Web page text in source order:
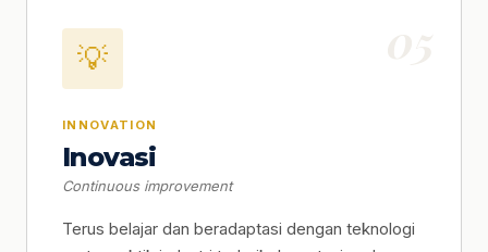
💡
INNOVATION
Inovasi
Continuous improvement
Terus belajar dan beradaptasi dengan teknologi